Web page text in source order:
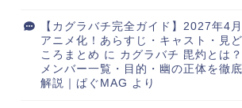
【カグラバチ完全ガイド】2027年4月
アニメ化！あらすじ・キャスト・見ど
ころまとめ に カグラバチ 毘灼とは？
メンバー一覧・目的・幽の正体を徹底
解説｜ぱぐMAG より